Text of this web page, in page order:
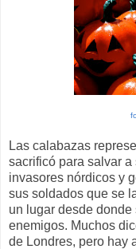
Las calabazas
sacrificó para salvar
invasores nórdicos y
sus soldados que se
un lugar desde
enemigos. Muchos
de Londres, pero hay